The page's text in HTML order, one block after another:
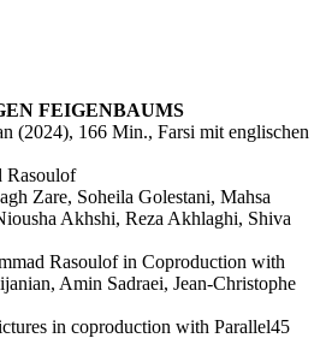
FEIGENBAUMS
(2024), 166 Min., Farsi mit englischen
Rasoulof
Zare, Soheila Golestani, Mahsa
Akhshi, Reza Akhlaghi, Shiva
Rasoulof in Coproduction with
Amin Sadraei, Jean-Christophe
in coproduction with Parallel45